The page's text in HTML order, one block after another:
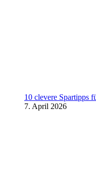
10 clevere Spartipps
7. April 2026